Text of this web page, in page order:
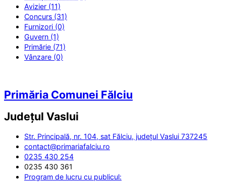
Avizier (11)
Concurs (31)
Furnizori (0)
Guvern (1)
Primărie (71)
Vânzare (0)
Primăria Comunei Fălciu
Județul Vaslui
Str. Principală, nr. 104, sat Fălciu, județul Vaslui 737245
contact@primariafalciu.ro
0235 430 254
0235 430 361
Program de lucru cu publicul: